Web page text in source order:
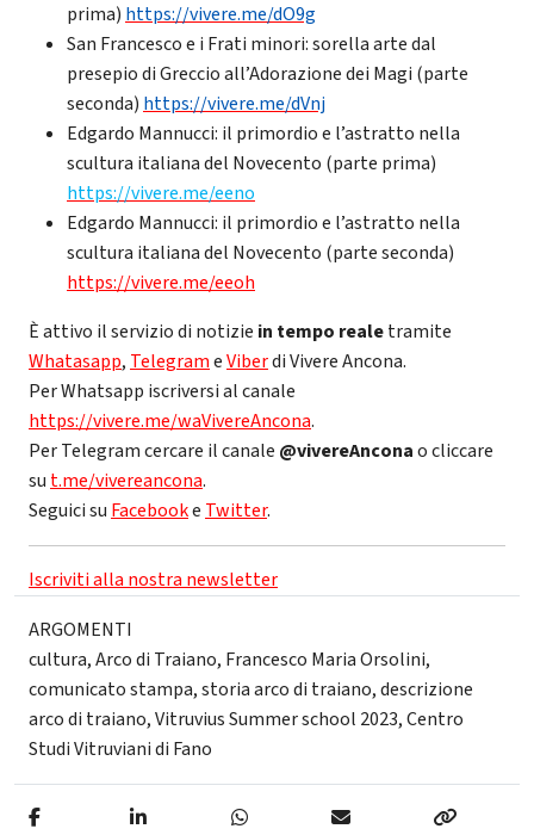
prima) https://vivere.me/dO9g
San Francesco e i Frati minori: sorella arte dal
presepio di Greccio all’Adorazione dei Magi (parte
seconda) https://vivere.me/dVnj
Edgardo Mannucci: il primordio e l’astratto nella
scultura italiana del Novecento (parte prima)
https://vivere.me/eeno
Edgardo Mannucci: il primordio e l’astratto nella
scultura italiana del Novecento (parte seconda)
https://vivere.me/eeoh
È attivo il servizio di notizie in tempo realetramite
Whatasapp, TelegrameViberdi Vivere Ancona.
Per Whatsapp iscriversi al canale
https://vivere.me/waVivereAncona.
Per Telegram cercare il canale @vivereAnconao cliccare
su t.me/vivereancona.
Seguici su Facebooke Twitter.
Iscriviti alla nostra newsletter
ARGOMENTI
cultura,Arco di Traiano, Francesco Maria Orsolini,
comunicato stampa,storia arco di traiano,descrizione
arco di traiano,Vitruvius Summer school 2023,Centro
Studi Vitruviani di Fano